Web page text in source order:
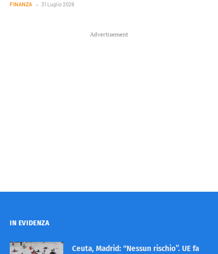
FINANZA 31 Luglio 2026
Advertisement
IN EVIDENZA
Ceuta, Madrid: “Nessun rischio”. UE fa